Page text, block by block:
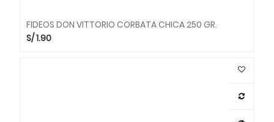
FIDEOS DON VITTORIO CORBATA CHICA 250 GR.
S/1.90